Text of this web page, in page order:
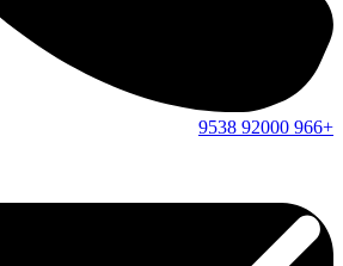
+966
92000
9538